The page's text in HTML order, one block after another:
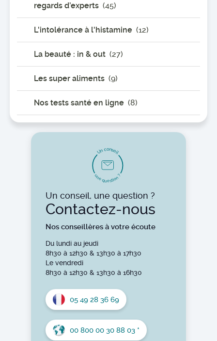
regards d’experts (45)
L'intolérance à l'histamine (12)
La beauté : in & out (27)
Les super aliments (9)
Nos tests santé en ligne (8)
unequestion?
Unconse
i
l
Un conseil, une question ?
Contactez-nous
Nos conseillères à votre écoute
Du lundi au jeudi
8h30 à 12h30 & 13h30 à 17h30
Le vendredi
8h30 à 12h30 & 13h30 à 16h30
05 49 28 36 69
00 800 00 30 88 03 *